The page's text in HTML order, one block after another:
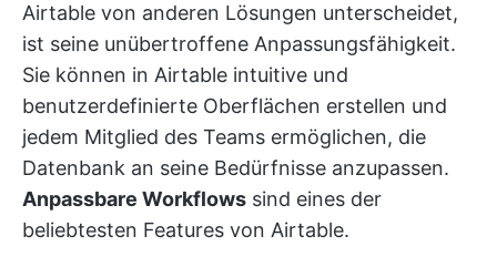
Airtable von anderen Lösungen unterscheidet,
ist seine unübertroffene Anpassungsfähigkeit.
Sie können in Airtable intuitive und
benutzerdefinierte Oberflächen erstellen und
jedem Mitglied des Teams ermöglichen, die
Datenbank an seine Bedürfnisse anzupassen.
Anpassbare Workflows sind eines der
beliebtesten Features von Airtable.